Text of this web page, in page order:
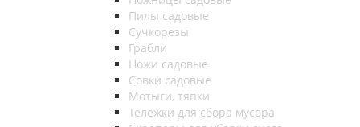
Пилы садовые
Сучкорезы
Грабли
Ножи садовые
Совки садовые
Мотыги, тяпки
Тележки для сбора мусора